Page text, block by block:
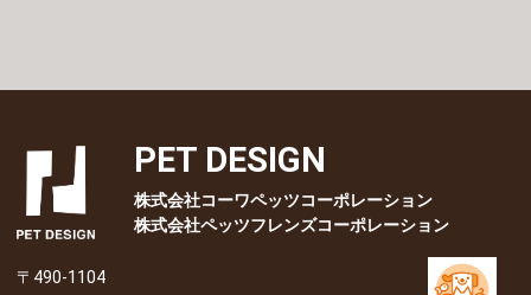
PET DESIGN
株式会社コーワペッツコーポレーション
株式会社ペッツフレンズコーポレーション
〒490-1104